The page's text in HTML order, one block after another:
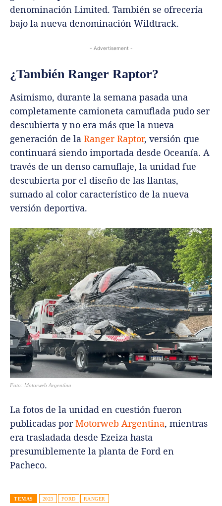
denominación Limited. También se ofrecería
bajo la nueva denominación Wildtrack.
- Advertisement -
¿También Ranger Raptor?
Asimismo, durante la semana pasada una
completamente camioneta camuflada pudo ser
descubierta y no era más que la nueva
generación de la Ranger Raptor, versión que
continuará siendo importada desde Oceanía. A
través de un denso camuflaje, la unidad fue
descubierta por el diseño de las llantas,
sumado al color característico de la nueva
versión deportiva.
Foto: Motorweb Argentina
La fotos de la unidad en cuestión fueron
publicadas porMotorweb Argentina, mientras
era trasladada desde Ezeiza hasta
presumiblemente la planta de Ford en
Pacheco.
TEMAS 2023 FORD RANGER